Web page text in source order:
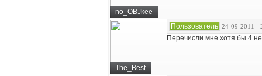
no_OBJkee
The_Best
Пользователь 24-09-2011 -
Перечисли мне хотя бы 4